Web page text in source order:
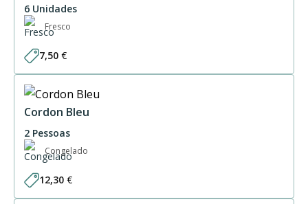
6 Unidades
Fresco
7,50 €
Cordon Bleu
2 Pessoas
Congelado
12,30 €